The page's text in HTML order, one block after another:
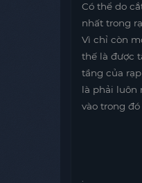
Có thể do
nhất trong
Vì chỉ còn
thế là được
tầng của
là phải luôn
vào trong